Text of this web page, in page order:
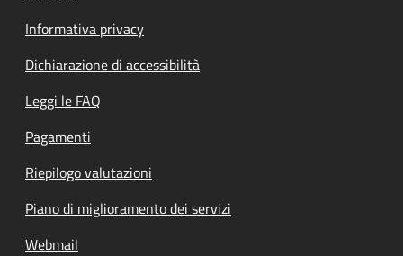
Informativa privacy
Dichiarazione di accessibilità
Leggi le FAQ
Pagamenti
Riepilogo valutazioni
Piano di miglioramento dei servizi
Webmail